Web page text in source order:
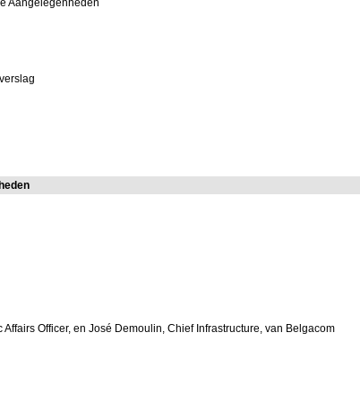
Aangelegenheden
Officer, en José Demoulin, Chief Infrastructure, van Belgacom